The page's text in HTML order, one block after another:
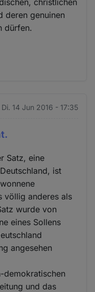
deren genuinen
dürfen.
Di. 14 Jun 2016 - 17:35
Satz, eine
ist
völlig anderes als
wurde von
eines Sollens
angesehen
demokratischen
und das